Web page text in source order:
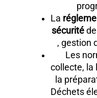
La
sécurité
, gestion
Les
collecte, la
la
Déchets